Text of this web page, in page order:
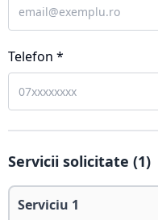
Telefon *
Servicii solicitate (1)
Serviciu 1